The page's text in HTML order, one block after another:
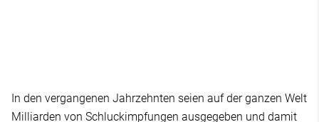
In den vergangenen Jahrzehnten seien auf der ganzen Welt
Milliarden von Schluckimpfungen ausgegeben und damit